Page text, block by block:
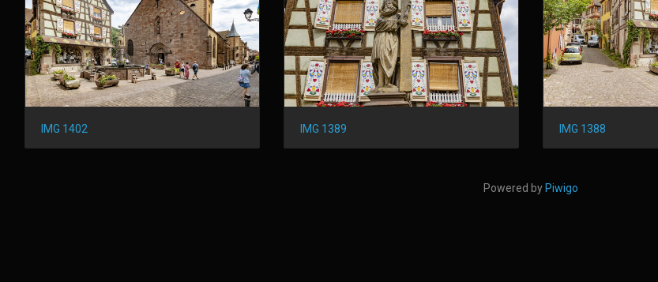
IMG 1402 IMG 1389 IMG 1388
Powered by Piwigo